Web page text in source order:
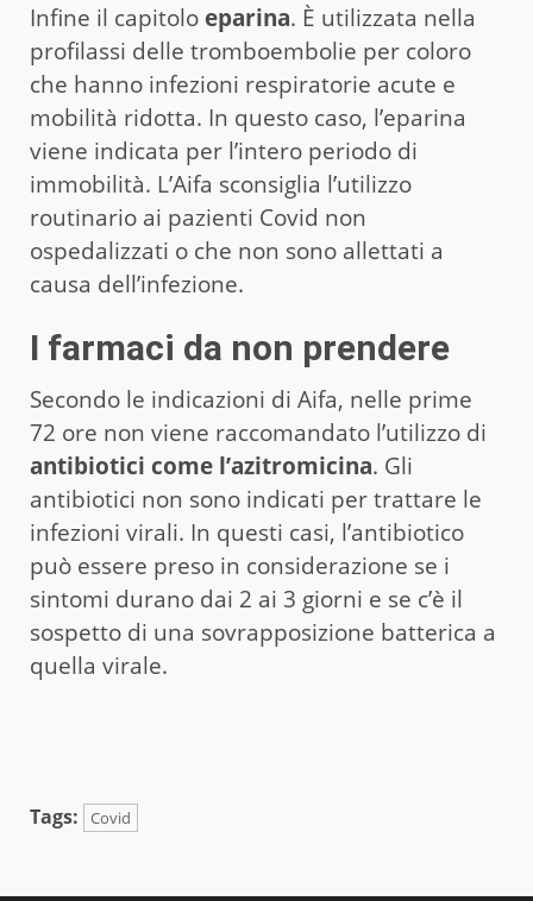
Infine il capitolo eparina. È utilizzata nella
profilassi delle tromboembolie per coloro
che hanno infezioni respiratorie acute e
mobilità ridotta. In questo caso, l’eparina
viene indicata per l’intero periodo di
immobilità. L’Aifa sconsiglia l’utilizzo
routinario ai pazienti Covid non
ospedalizzati o che non sono allettati a
causa dell’infezione.
I farmaci da non prendere
Secondo le indicazioni di Aifa, nelle prime
72 ore non viene raccomandato l’utilizzo di
antibiotici come l’azitromicina. Gli
antibiotici non sono indicati per trattare le
infezioni virali. In questi casi, l’antibiotico
può essere preso in considerazione se i
sintomi durano dai 2 ai 3 giorni e se c’è il
sospetto di una sovrapposizione batterica a
quella virale.
Tags: Covid